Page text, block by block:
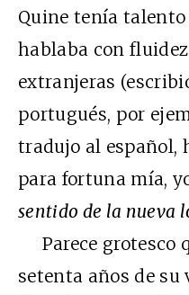
Quine tenía
hablaba con
extranjeras
portugués, por
tradujo al español,
para fortuna mía,
sentido de la nueva
Parece grotesco
setenta años de